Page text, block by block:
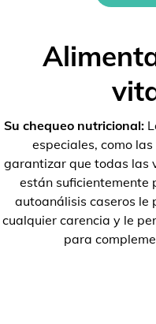
Su chequeo nutricional:
especiales, como
garantizar que todas las
están suficientemente
autoanálisis caseros le
cualquier carencia y le
para